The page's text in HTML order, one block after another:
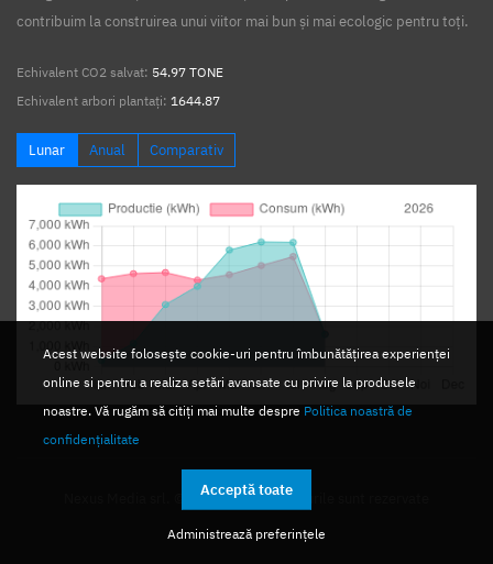
Acest website folosește cookie-uri pentru îmbunătățirea experienței
online si pentru a realiza setări avansate cu privire la produsele
noastre. Vă rugăm să citiți mai multe despre Politica noastră de
confidențialitate
Acceptă toate
Administrează preferințele
contribuim la construirea unui viitor mai bun și mai ecologic pentru toți.
Echivalent CO2 salvat: 54.97 TONE
Echivalent arbori plantați: 1644.87
Lunar Anual Comparativ
Nexus Media srl. © 2026. Toate drepturile sunt rezervate